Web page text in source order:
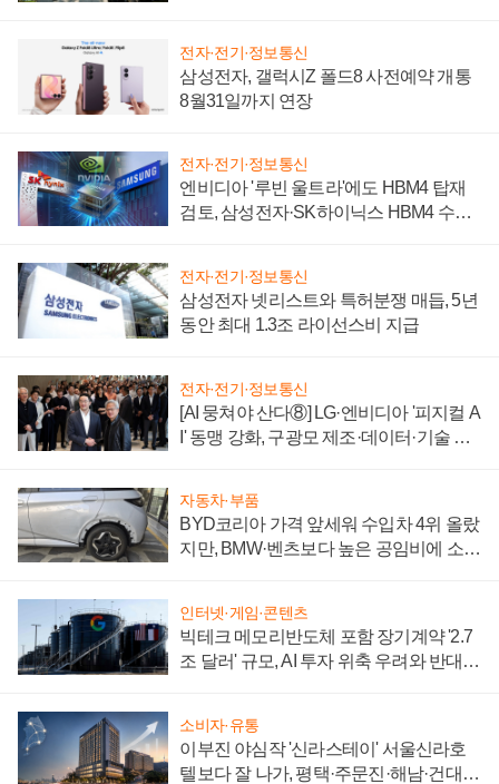
전자·전기·정보통신
삼성전자, 갤럭시Z 폴드8 사전예약 개통
8월31일까지 연장
전자·전기·정보통신
엔비디아 '루빈 울트라'에도 HBM4 탑재
검토, 삼성전자·SK하이닉스 HBM4 수율
전자·전기·정보통신
삼성전자 넷리스트와 특허분쟁 매듭, 5년
동안 최대 1.3조 라이선스비 지급
전자·전기·정보통신
[AI 뭉쳐야 산다⑧] LG·엔비디아 '피지컬 A
I' 동맹 강화, 구광모 제조·데이터·기술 결
자동차·부품
BYD코리아 가격 앞세워 수입차 4위 올랐
지만, BMW·벤츠보다 높은 공임비에 소비
인터넷·게임·콘텐츠
빅테크 메모리반도체 포함 장기계약 '2.7
조 달러' 규모, AI 투자 위축 우려와 반대
소비자·유통
이부진 야심작 '신라스테이' 서울신라호
텔보다 잘 나가, 평택·주문진·해남·건대로